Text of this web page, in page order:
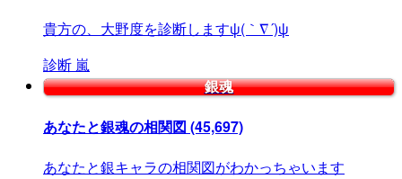
貴方の、大野度を診断しますψ(｀∇´)ψ
診断 嵐
銀魂
あなたと銀魂の相関図 (45,697)
あなたと銀キャラの相関図がわかっちゃいます